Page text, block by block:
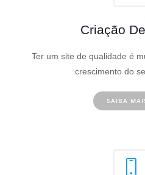
Criação De
Ter um site de qualidade é
crescimento do
SAIBA